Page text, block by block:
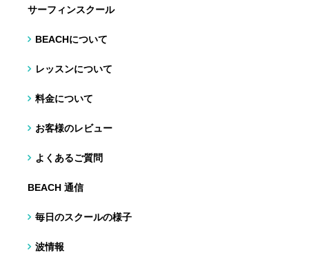
サーフィンスクール
BEACHについて
レッスンについて
料金について
お客様のレビュー
よくあるご質問
BEACH 通信
毎日のスクールの様子
波情報